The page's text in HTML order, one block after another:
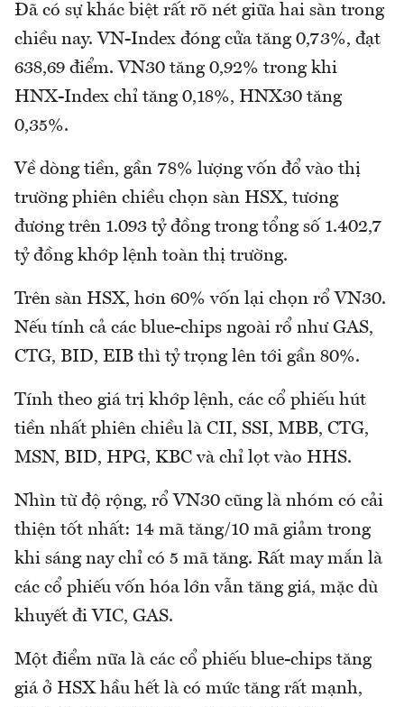
Đã có sự khác biệt rất rõ nét giữa hai sàn trong
chiều nay. VN-Index đóng cửa tăng 0,73%, đạt
638,69 điểm. VN30 tăng 0,92% trong khi
HNX-Index chỉ tăng 0,18%, HNX30 tăng
0,35%.
Về dòng tiền, gần 78% lượng vốn đổ vào thị
trường phiên chiều chọn sàn HSX, tương
đương trên 1.093 tỷ đồng trong tổng số 1.402,7
tỷ đồng khớp lệnh toàn thị trường.
Trên sàn HSX, hơn 60% vốn lại chọn rổ VN30.
Nếu tính cả các blue-chips ngoài rổ như GAS,
CTG, BID, EIB thì tỷ trọng lên tới gần 80%.
Tính theo giá trị khớp lệnh, các cổ phiếu hút
tiền nhất phiên chiều là CII, SSI, MBB, CTG,
MSN, BID, HPG, KBC và chỉ lọt vào HHS.
Nhìn từ độ rộng, rổ VN30 cũng là nhóm có cải
thiện tốt nhất: 14 mã tăng/10 mã giảm trong
khi sáng nay chỉ có 5 mã tăng. Rất may mắn là
các cổ phiếu vốn hóa lớn vẫn tăng giá, mặc dù
khuyết đi VIC, GAS.
Một điểm nữa là các cổ phiếu blue-chips tăng
giá ở HSX hầu hết là có mức tăng rất mạnh,